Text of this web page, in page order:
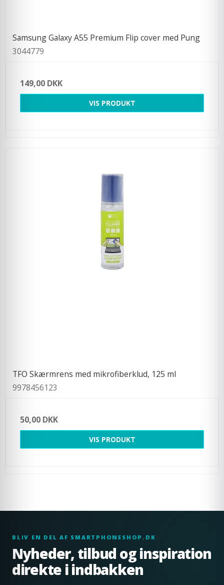
Samsung Galaxy A55 Premium Flip cover med Pung
3044779
149,00 DKK
VIS PRODUKT
TFO Skærmrens med mikrofiberklud, 125 ml
9978456123
50,00 DKK
VIS PRODUKT
BLIV EN DEL AF SMARTPHONESHOP.DK
Nyheder, tilbud og inspiration
direkte i indbakken